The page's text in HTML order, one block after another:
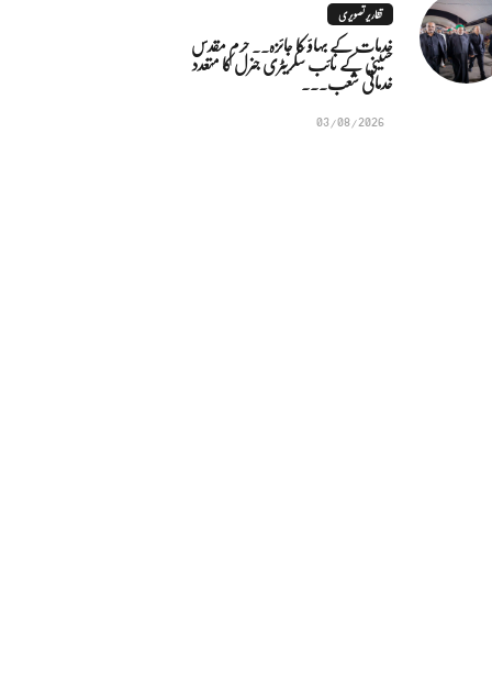
تقاریر تصویری
خدمات کے بہاؤ کا جائزہ.. حرم مقدس
حسینی کے نائب سکریٹری جنرل کا متعدد
خدماتی شعب...
03/08/2026